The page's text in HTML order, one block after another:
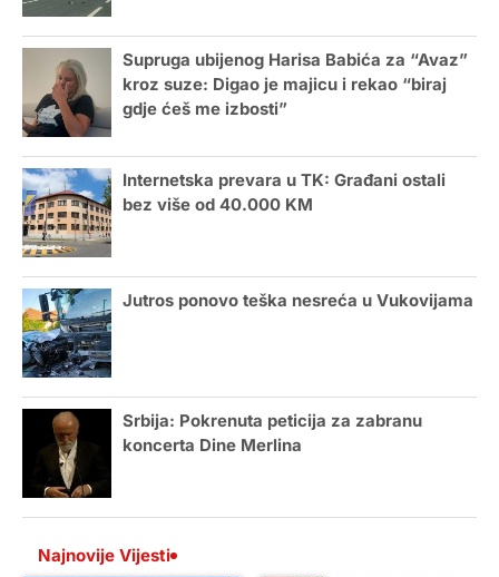
Supruga ubijenog Harisa Babića za “Avaz”
kroz suze: Digao je majicu i rekao “biraj
gdje ćeš me izbosti”
Internetska prevara u TK: Građani ostali
bez više od 40.000 KM
Jutros ponovo teška nesreća u Vukovijama
Srbija: Pokrenuta peticija za zabranu
koncerta Dine Merlina
Najnovije Vijesti